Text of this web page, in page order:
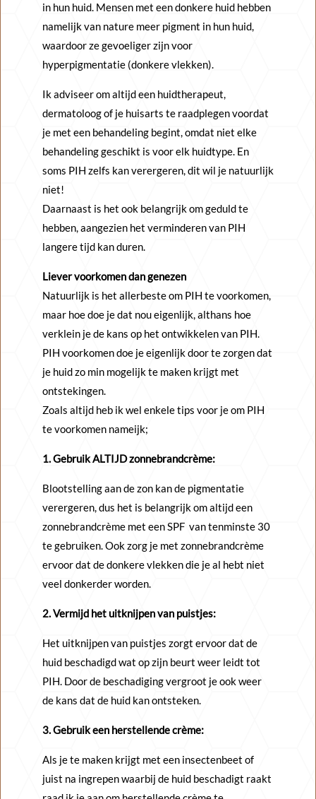
in hun huid. Mensen met een donkere huid hebben
namelijk van nature meer pigment in hun huid,
waardoor ze gevoeliger zijn voor
hyperpigmentatie (donkere vlekken).
Ik adviseer om altijd een huidtherapeut,
dermatoloog of je huisarts te raadplegen voordat
je met een behandeling begint, omdat niet elke
behandeling geschikt is voor elk huidtype. En
soms PIH zelfs kan verergeren, dit wil je natuurlijk
niet!
Daarnaast is het ook belangrijk om geduld te
hebben, aangezien het verminderen van PIH
langere tijd kan duren.
Liever voorkomen dan genezen
Natuurlijk is het allerbeste om PIH te voorkomen,
maar hoe doe je dat nou eigenlijk, althans hoe
verklein je de kans op het ontwikkelen van PIH.
PIH voorkomen doe je eigenlijk door te zorgen dat
je huid zo min mogelijk te maken krijgt met
ontstekingen.
Zoals altijd heb ik wel enkele tips voor je om PIH
te voorkomen nameijk;
1. Gebruik ALTIJD zonnebrandcrème:
Blootstelling aan de zon kan de pigmentatie
verergeren, dus het is belangrijk om altijd een
zonnebrandcrème met een SPF van tenminste 30
te gebruiken. Ook zorg je met zonnebrandcrème
ervoor dat de donkere vlekken die je al hebt niet
veel donkerder worden.
2. Vermijd het uitknijpen van puistjes:
Het uitknijpen van puistjes zorgt ervoor dat de
huid beschadigd wat op zijn beurt weer leidt tot
PIH. Door de beschadiging vergroot je ook weer
de kans dat de huid kan ontsteken.
3. Gebruik een herstellende crème:
Als je te maken krijgt met een insectenbeet of
juist na ingrepen waarbij de huid beschadigt raakt